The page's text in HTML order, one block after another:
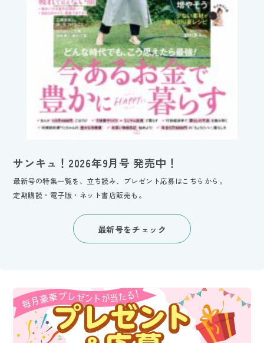
サンキュ！2026年9月号 発売中！
最新号の特集一覧を、立ち読み、プレゼント応募はこちらから。
定期購読・電子版・ネット書店販売も。
最新号をチェック